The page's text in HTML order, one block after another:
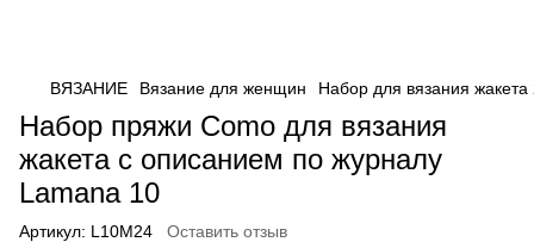
ВЯЗАНИЕ Вязание для женщин Набор для вязания
Набор пряжи Como для вязания
жакета с описанием по журналу
Lamana 10
Артикул: L10M24 Оставить отзыв